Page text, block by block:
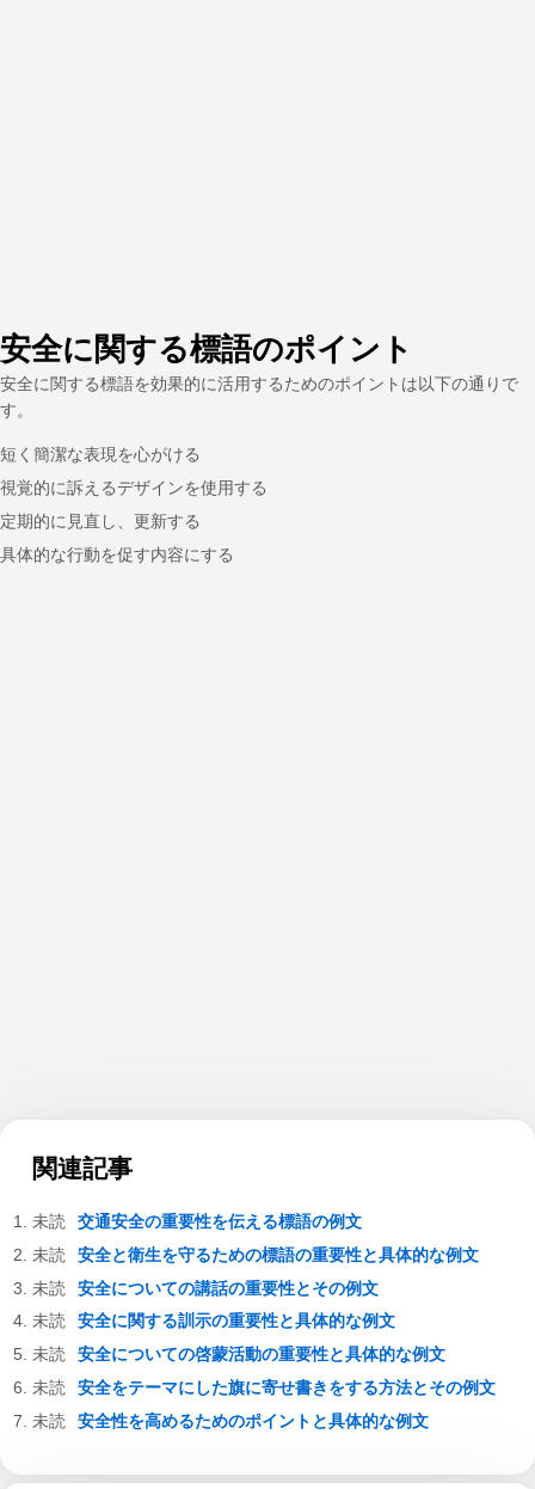
安全に関する標語のポイント
安全に関する標語を効果的に活用するためのポイントは以下の通りで
す。
短く簡潔な表現を心がける
視覚的に訴えるデザインを使用する
定期的に見直し、更新する
具体的な行動を促す内容にする
関連記事
交通安全の重要性を伝える標語の例文
安全と衛生を守るための標語の重要性と具体的な例文
安全についての講話の重要性とその例文
安全に関する訓示の重要性と具体的な例文
安全についての啓蒙活動の重要性と具体的な例文
安全をテーマにした旗に寄せ書きをする方法とその例文
安全性を高めるためのポイントと具体的な例文